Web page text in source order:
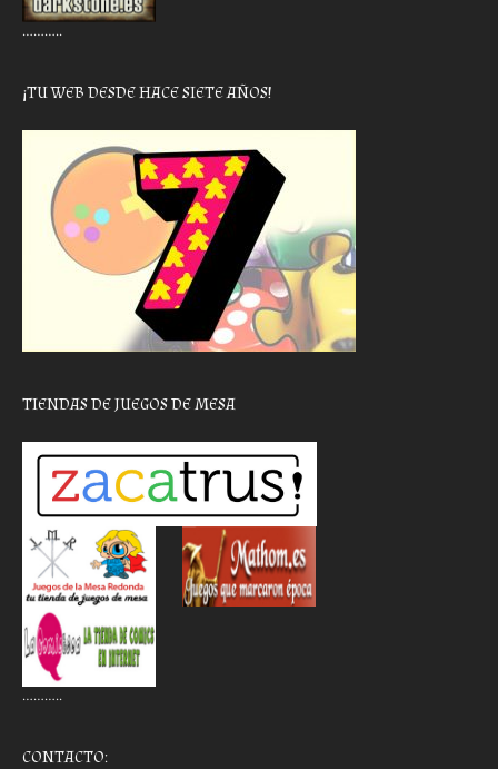
………..
¡TU WEB DESDE HACE SIETE AÑOS!
TIENDAS DE JUEGOS DE MESA
………..
CONTACTO: